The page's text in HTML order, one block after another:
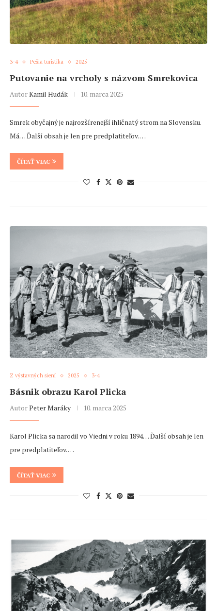
3-4 Pešia turistika 2025
Putovanie na vrcholy s názvom Smrekovica
AutorKamil Hudák 10. marca 2025
Smrek obyčajný je najrozšírenejší ihličnatý strom na Slovensku.
Má… Ďalší obsah je len pre predplatiteľov. …
ČÍTAŤ VIAC
Z výstavných siení 2025 3-4
Básnik obrazu Karol Plicka
AutorPeter Maráky 10. marca 2025
Karol Plicka sa narodil vo Viedni v roku 1894… Ďalší obsah je len
pre predplatiteľov. …
ČÍTAŤ VIAC